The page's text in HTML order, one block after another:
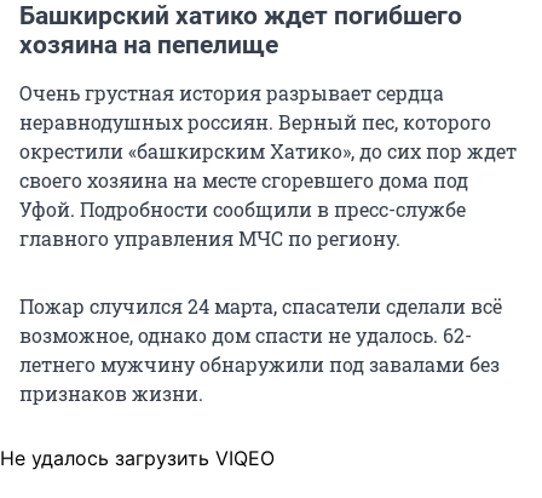
Башкирский хатико ждет погибшего
хозяина на пепелище
Очень грустная история разрывает сердца
неравнодушных россиян. Верный пес, которого
окрестили «башкирским Хатико», до сих пор ждет
своего хозяина на месте сгоревшего дома под
Уфой. Подробности сообщили в пресс-службе
главного управления МЧС по региону.
Пожар случился 24 марта, спасатели сделали всё
возможное, однако дом спасти не удалось. 62-
летнего мужчину обнаружили под завалами без
признаков жизни.
Не удалось загрузить VIQEO